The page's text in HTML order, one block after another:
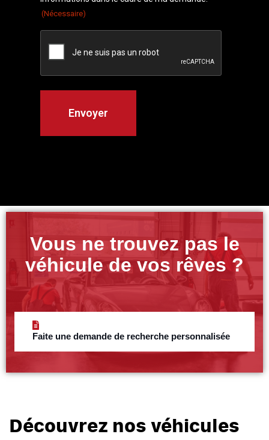
(Nécessaire)
Vous ne trouvez pas le
véhicule de vos rêves ?
Faite une demande de recherche personnalisée
Découvrez nos véhicules